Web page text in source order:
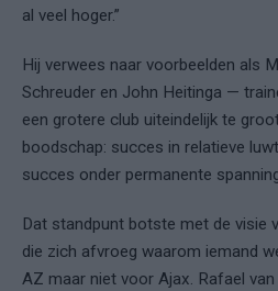
al veel hoger.”
Hij verwees naar voorbeelden als
Schreuder en John Heitinga —
een grotere club uiteindelijk te
boodschap: succes in relatieve
succes onder permanente
Dat standpunt botste met de visie
die zich afvroeg waarom iemand
AZ maar niet voor Ajax. Rafael